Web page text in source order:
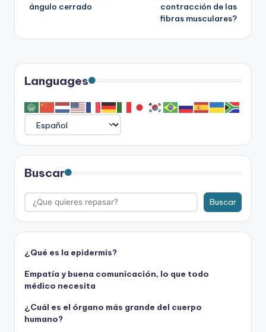
ángulo cerrado
contracción de las
fibras musculares?
Languages
Buscar
Buscar
¿Qué es la epidermis?
Empatía y buena comunicación, lo que todo
médico necesita
¿Cuál es el órgano más grande del cuerpo
humano?